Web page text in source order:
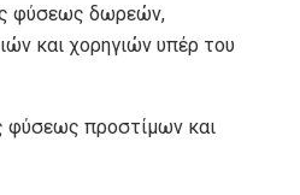
δωρεών,
και χορηγιών υπέρ του
προστίμων και